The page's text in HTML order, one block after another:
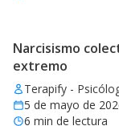
Narcisismo
extremo
Terapify -
5 de mayo de
6 min de lectura